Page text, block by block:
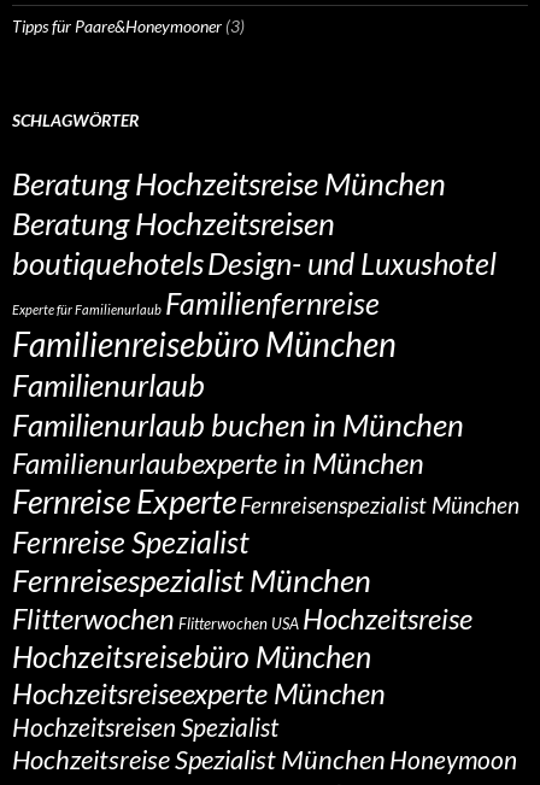
Tipps für Paare&Honeymooner (3)
SCHLAGWÖRTER
Beratung Hochzeitsreise München
Beratung Hochzeitsreisen
boutiquehotelsDesign- und Luxushotel
Experte für Familienurlaub Familienfernreise
Familienreisebüro München
Familienurlaub
Familienurlaub buchen in München
Familienurlaubexperte in München
Fernreise ExperteFernreisenspezialist München
Fernreise Spezialist
Fernreisespezialist München
Flitterwochen Flitterwochen USA Hochzeitsreise
Hochzeitsreisebüro München
Hochzeitsreiseexperte München
Hochzeitsreisen Spezialist
Hochzeitsreise Spezialist München Honeymoon